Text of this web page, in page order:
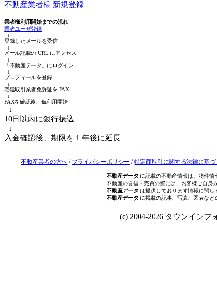
不動産業者様 新規登録
業者様利用開始までの流れ
業者ユーザ登録
↓
登録したメールを受信
↓
メール記載の URL にアクセス
↓
「不動産データ」にログイン
↓
プロフィールを登録
↓
宅建取引業者免許証を FAX
↓
FAXを確認後、仮利用開始
↓
10日以内に銀行振込
↓
入金確認後、期限を１年後に延長
不動産業者の方へ / プライバシーポリシー /特定商取引に関する法律に基
不動産データ に記載の不動産情報は、物件
不動産の賃借・売買の際には、お客様ご自身
不動産データ は提供しております情報に関し
不動産データ に掲載の記事、写真、図表な
(c) 2004-2026 タウンインフ